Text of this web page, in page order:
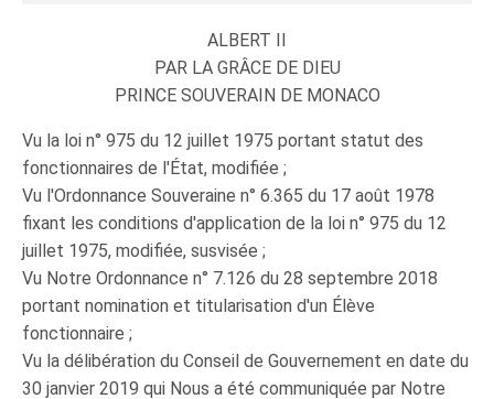
ALBERT II
PAR LA GRÂCE DE DIEU
PRINCE SOUVERAIN DE MONACO
Vu la loi n° 975 du 12 juillet 1975 portant statut des
fonctionnaires de l'État, modifiée ;
Vu l'Ordonnance Souveraine n° 6.365 du 17 août 1978
fixant les conditions d'application de la loi n° 975 du 12
juillet 1975, modifiée, susvisée ;
Vu Notre Ordonnance n° 7.126 du 28 septembre 2018
portant nomination et titularisation d'un Élève
fonctionnaire ;
Vu la délibération du Conseil de Gouvernement en date du
30 janvier 2019 qui Nous a été communiquée par Notre